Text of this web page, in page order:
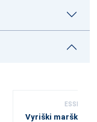
ESSENS
Vyriški